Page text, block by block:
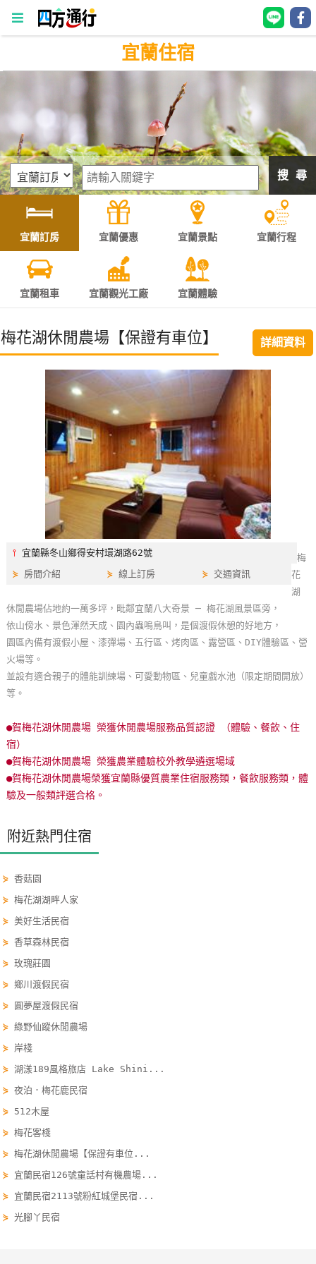
四
訂
房
灣
訂
房
直接跟飯店訂房HOT
特
紅
你
玩
樂
地
圖
顧
客
服
務
顧
客
意
度
訂
單
管
會
員
戶
服
聯
絡
單
宜蘭住宿
搜 尋
宜蘭訂房 宜蘭優惠 宜蘭景點 宜蘭行程
宜蘭租車 宜蘭觀光工廠 宜蘭體驗
梅花湖休閒農場【保證有車位】 詳細資料
⫯ 宜蘭縣冬山鄉得安村環湖路62號
⋟ 房間介紹 ⋟線上訂房 ⋟ 交通資訊
梅
花
湖
休閒農場佔地約一萬多坪，毗鄰宜蘭八大奇景 ─ 梅花湖風景區旁，
依山傍水、景色渾然天成、園內蟲鳴鳥叫，是個渡假休憩的好地方，
園區內備有渡假小屋、漆彈場、五行區、烤肉區、露營區、DIY體驗區、營
火場等。
並設有適合親子的體能訓練場、可愛動物區、兒童戲水池（限定期間開放）
等。
●賀梅花湖休閒農場 榮獲休閒農場服務品質認證 （體驗、餐飲、住
宿）
●賀梅花湖休閒農場 榮獲農業體驗校外教學遴選場域
●賀梅花湖休閒農場榮獲宜蘭縣優質農業住宿服務類，餐飲服務類，體
驗及一般類評選合格。
附近熱門住宿
⋟香菇園
⋟梅花湖湖畔人家
⋟美好生活民宿
⋟香草森林民宿
⋟玫瑰莊園
⋟鄉川渡假民宿
⋟
圓夢屋渡假民宿
⋟綠野仙蹤休閒農場
⋟ 岸棧
⋟湖漾189風格旅店 Lake Shini...
⋟夜泊．梅花鹿民宿
⋟ 512木屋
⋟梅花客棧
⋟梅花湖休閒農場【保證有車位...
⋟ 宜蘭民宿126號童話村有機農場...
⋟ 宜蘭民宿2113號粉紅城堡民宿...
⋟光腳丫民宿